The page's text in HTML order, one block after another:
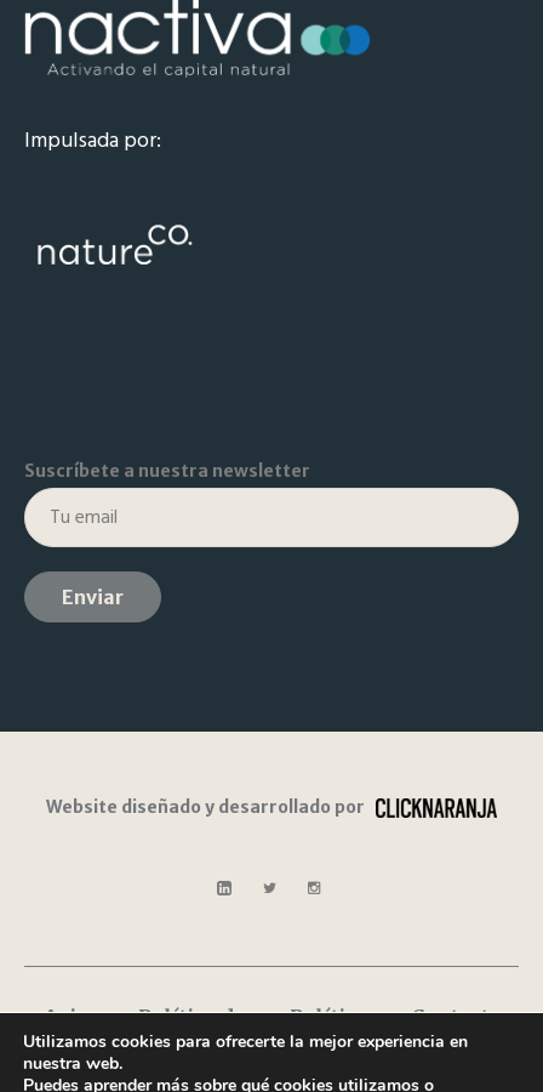
Impulsada por:
Suscríbete a nuestra newsletter
Website diseñado y desarrollado por
Aviso
Legal
Política de
privacidad
Política
de
Cookies
Contacto
Utilizamos cookies para ofrecerte la mejor experiencia en
nuestra web.
Puedes aprender más sobre qué cookies utilizamos o